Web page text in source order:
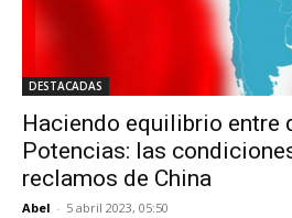
DESTACADAS
Haciendo equilibrio entre
Potencias: las
reclamos de China
Abel - 5 abril 2023, 05:50